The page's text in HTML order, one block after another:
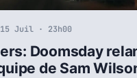
Juil · 23h00
Doomsday
de Sam